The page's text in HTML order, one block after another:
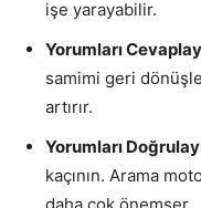
işe yarayabilir.
Yorumları
samimi geri
artırır.
Yorumları
kaçının. Arama